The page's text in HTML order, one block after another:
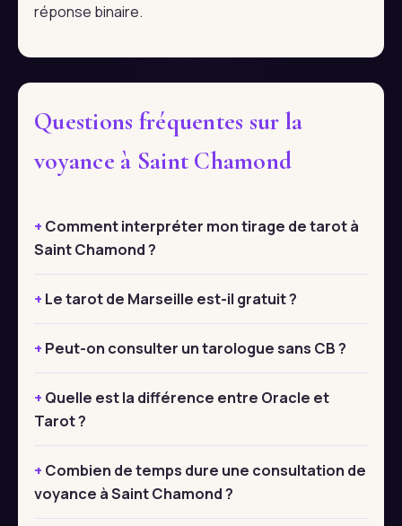
réponse binaire.
Questions fréquentes sur la
voyance à Saint Chamond
Comment interpréter mon tirage de tarot à
Saint Chamond ?
Le tarot de Marseille est-il gratuit ?
Peut-on consulter un tarologue sans CB ?
Quelle est la différence entre Oracle et
Tarot ?
Combien de temps dure une consultation de
voyance à Saint Chamond ?